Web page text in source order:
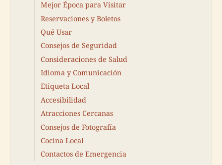
Mejor Época para Visitar
Reservaciones y Boletos
Qué Usar
Consejos de Seguridad
Consideraciones de Salud
Idioma y Comunicación
Etiqueta Local
Accesibilidad
Atracciones Cercanas
Consejos de Fotografía
Cocina Local
Contactos de Emergencia